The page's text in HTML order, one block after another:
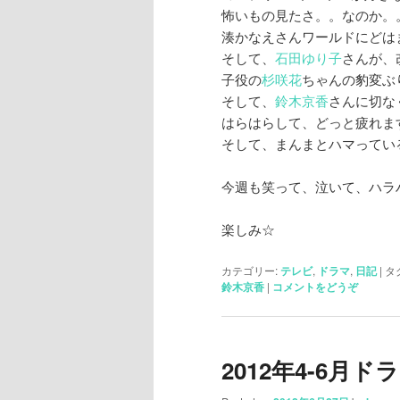
怖いもの見たさ。。なのか。
湊かなえさんワールドにど
そして、 石田ゆり子さんが
子役の杉咲花ちゃんの豹変
そして、 鈴木京香さんに切
はらはらして、どっと疲れま
そして、まんまとハマって
今週も笑って、泣いて、ハラ
楽しみ☆
カテゴリー:テレビ, ドラマ, 日記 | タ
鈴木京香 | コメントをどうぞ
2012年4-6月ド